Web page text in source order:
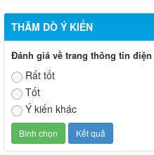
THĂM DÒ Ý KIẾN
Đánh giá về trang thông tin
Rất tốt
Tốt
Ý kiến khác